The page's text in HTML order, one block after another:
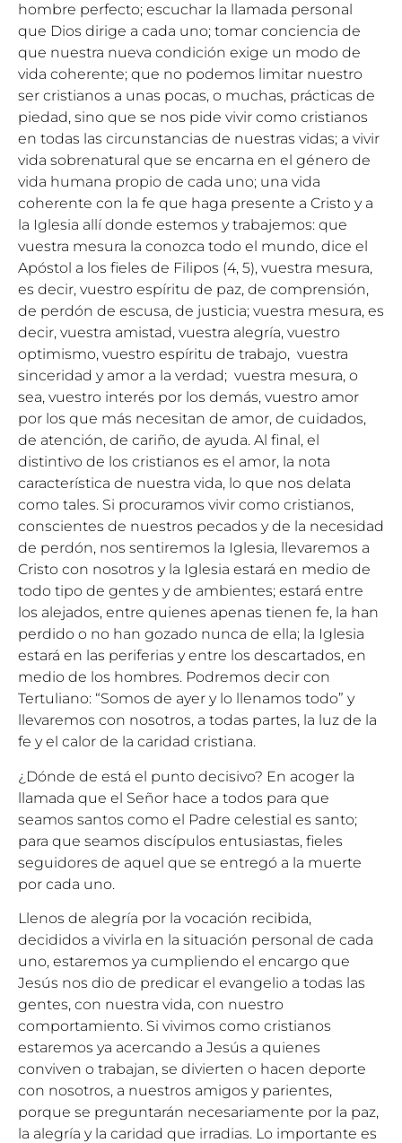
hombre perfecto; escuchar la llamada personal
que Dios dirige a cada uno; tomar conciencia de
que nuestra nueva condición exige un modo de
vida coherente; que no podemos limitar nuestro
ser cristianos a unas pocas, o muchas, prácticas de
piedad, sino que se nos pide vivir como cristianos
en todas las circunstancias de nuestras vidas; a vivir
vida sobrenatural que se encarna en el género de
vida humana propio de cada uno; una vida
coherente con la fe que haga presente a Cristo y a
la Iglesia allí donde estemos y trabajemos: que
vuestra mesura la conozca todo el mundo, dice el
Apóstol a los fieles de Filipos (4, 5), vuestra mesura,
es decir, vuestro espíritu de paz, de comprensión,
de perdón de escusa, de justicia; vuestra mesura, es
decir, vuestra amistad, vuestra alegría, vuestro
optimismo, vuestro espíritu de trabajo, vuestra
sinceridad y amor a la verdad; vuestra mesura, o
sea, vuestro interés por los demás, vuestro amor
por los que más necesitan de amor, de cuidados,
de atención, de cariño, de ayuda. Al final, el
distintivo de los cristianos es el amor, la nota
característica de nuestra vida, lo que nos delata
como tales. Si procuramos vivir como cristianos,
conscientes de nuestros pecados y de la necesidad
de perdón, nos sentiremos la Iglesia, llevaremos a
Cristo con nosotros y la Iglesia estará en medio de
todo tipo de gentes y de ambientes; estará entre
los alejados, entre quienes apenas tienen fe, la han
perdido o no han gozado nunca de ella; la Iglesia
estará en las periferias y entre los descartados, en
medio de los hombres. Podremos decir con
Tertuliano: “Somos de ayer y lo llenamos todo” y
llevaremos con nosotros, a todas partes, la luz de la
fe y el calor de la caridad cristiana.
¿Dónde de está el punto decisivo? En acoger la
llamada que el Señor hace a todos para que
seamos santos como el Padre celestial es santo;
para que seamos discípulos entusiastas, fieles
seguidores de aquel que se entregó a la muerte
por cada uno.
Llenos de alegría por la vocación recibida,
decididos a vivirla en la situación personal de cada
uno, estaremos ya cumpliendo el encargo que
Jesús nos dio de predicar el evangelio a todas las
gentes, con nuestra vida, con nuestro
comportamiento. Si vivimos como cristianos
estaremos ya acercando a Jesús a quienes
conviven o trabajan, se divierten o hacen deporte
con nosotros, a nuestros amigos y parientes,
porque se preguntarán necesariamente por la paz,
la alegría y la caridad que irradias. Lo importante es